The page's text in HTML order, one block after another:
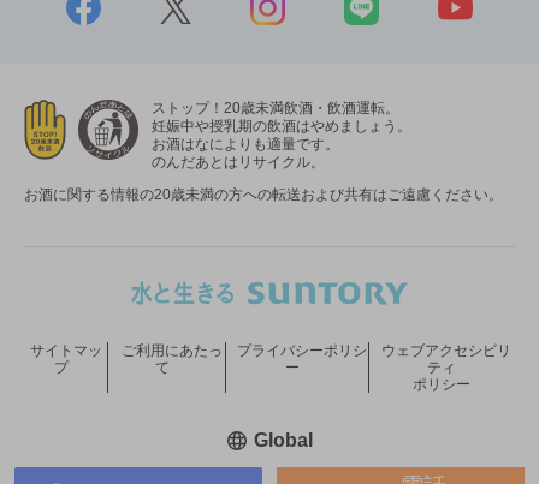
ストップ！20歳未満飲酒・飲酒運転。
妊娠中や授乳期の飲酒はやめましょう。
お酒はなによりも適量です。
のんだあとはリサイクル。
お酒に関する情報の20歳未満の方への転送および共有はご遠慮ください。
サイトマッ
プ
ご利用にあたっ
て
プライバシーポリシ
ー
ウェブアクセシビリ
ティ
ポリシー
Global新しいウィンドウで開く